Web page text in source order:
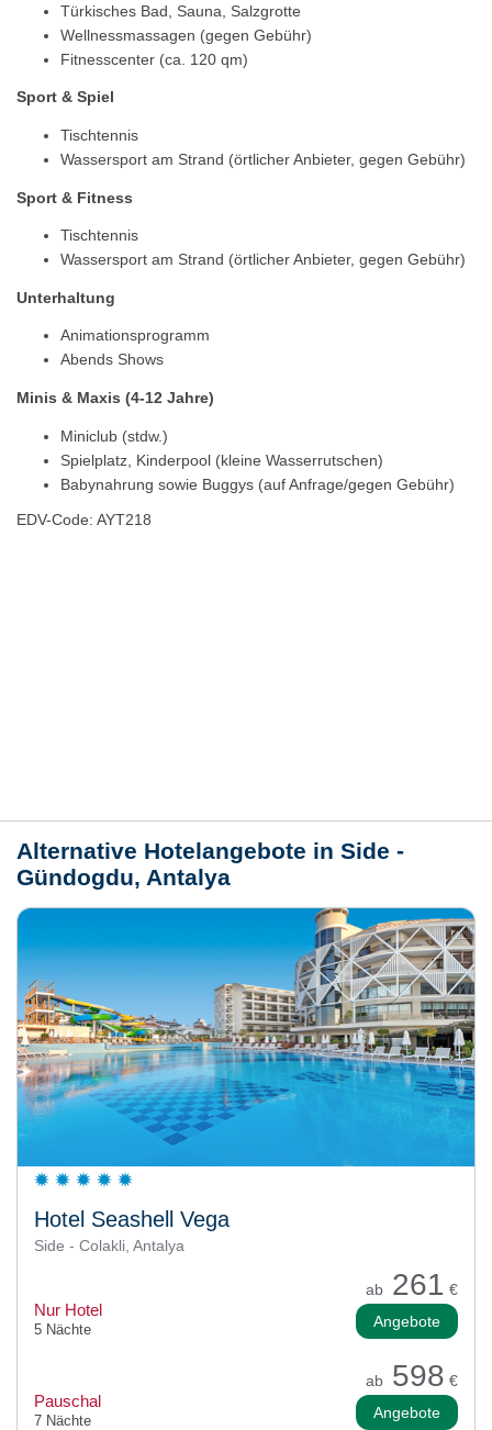
Türkisches Bad, Sauna, Salzgrotte
Wellnessmassagen (gegen Gebühr)
Fitnesscenter (ca. 120 qm)
Sport & Spiel
Tischtennis
Wassersport am Strand (örtlicher Anbieter, gegen Gebühr)
Sport & Fitness
Tischtennis
Wassersport am Strand (örtlicher Anbieter, gegen Gebühr)
Unterhaltung
Animationsprogramm
Abends Shows
Minis & Maxis (4-12 Jahre)
Miniclub (stdw.)
Spielplatz, Kinderpool (kleine Wasserrutschen)
Babynahrung sowie Buggys (auf Anfrage/gegen Gebühr)
EDV-Code: AYT218
Alternative Hotelangebote in Side -
Gündogdu, Antalya
Hotel Seashell Vega
Side - Colakli, Antalya
ab 261 €
Nur Hotel
5 Nächte Angebote
ab 598 €
Pauschal
7 Nächte Angebote